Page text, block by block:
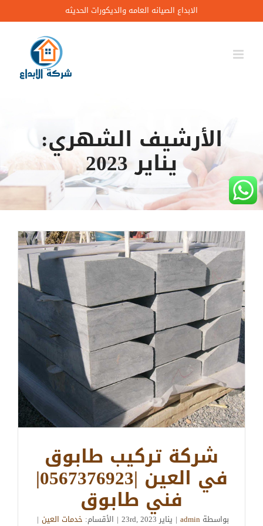
to
content
الابداع الصيانه العامه والديكورات الحديثه
الأرشيف الشهري:
يناير 2023
شركة تركيب طابوق
في العين |0567376923|
فني طابوق
بواسطة admin
| يناير 23rd, 2023 | الأقسام: خدمات العين |